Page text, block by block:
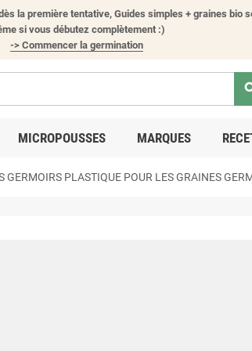
la première tentative, Guides simples + graines bio
si vous débutez complètement :)
-> Commencer la germination
MICROPOUSSES MARQUES
GERMOIRS PLASTIQUE POUR LES GRAINES